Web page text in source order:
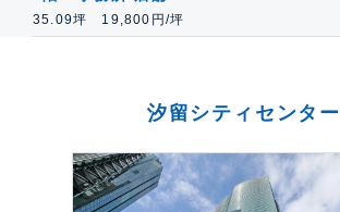
35.09坪 19,800円/坪
汐留シティセンター